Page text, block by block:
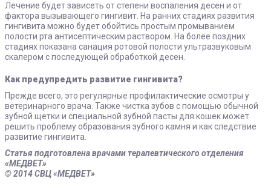
Лечение будет зависеть от степени воспаления десен и от
фактора вызывающего гингивит. На ранних стадиях развития
гингивита можно будет обойтись простым промыванием
полости рта антисептическим раствором. На более поздних
стадиях показана санация ротовой полости ультразвуковым
скалером с последующей обработкой десен.
Как предупредить развитие гингивита?
Прежде всего, это регулярные профилактические осмотры у
ветеринарного врача. Также чистка зубов с помощью обычной
зубной щетки и специальной зубной пасты для кошек может
решить проблему образования зубного камня и как следствие
развитие гингивита.
Статья подготовлена врачами терапевтического отделения
«МЕДВЕТ»
© 2014 СВЦ «МЕДВЕТ»